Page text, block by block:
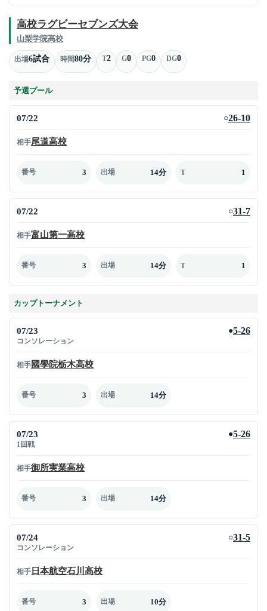
高校ラグビーセブンズ大会
山梨学院高校
出場6試合 時間80分 T2 G0 PG0 DG0
予選プール
07/22 ○26-10
相手尾道高校
番号 3 出場 14分 T 1
07/22 ○31-7
相手富山第一高校
番号 3 出場 14分 T 1
カップトーナメント
07/23
コンソレーション
●5-26
相手國學院栃木高校
番号 3 出場 14分
07/23
1回戦
●5-26
相手御所実業高校
番号 3 出場 14分
07/24
コンソレーション
○31-5
相手 日本航空石川高校
番号 3 出場 10分